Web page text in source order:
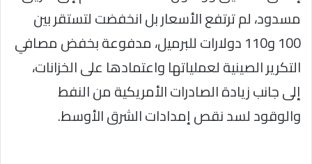
مسدود، لم ترتفع الأسعار بل انخفضت لتستقر بين
100 و110 دولارات للبرميل، مدفوعة بخفض مصافي
التكرير الصينية لعملياتها واعتمادها على الخزانات،
إلى جانب زيادة الصادرات الأمريكية من النفط
والوقود لسد نقص إمدادات الشرق الأوسط.